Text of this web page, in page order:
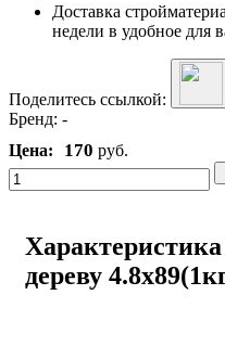
Доставка
недели в удобное для
Поделитесь ссылкой:
Бренд: -
Цена:
170 руб.
дереву